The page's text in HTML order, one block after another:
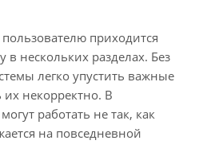
приходится
в нескольких разделах. Без
легко упустить важные
некорректно. В
работать не так, как
на повседневной